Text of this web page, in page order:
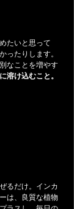
たいと思って
ったりします。
なことを増やす
溶け込むこと。
るだけ。インカ
は、良質な植物